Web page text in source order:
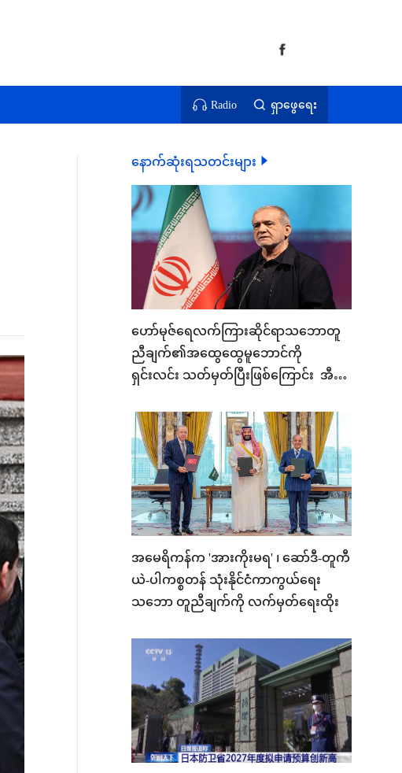
Radio ရှာဖွေရေး
နောက်ဆုံးရသတင်းများ
ဟော်မုဇ်ရေလက်ကြားဆိုင်ရာသဘောတူ
ညီချက်၏အထွေထွေမူဘောင်ကို
ရှင်းလင်း သတ်မှတ်ပြီးဖြစ်ကြောင်း အီရန်
အမေရိကန်က 'အားကိုးမရ' ၊ ဆော်ဒီ-တူကီ
ယဲ-ပါကစ္စတန် သုံးနိုင်ငံကာကွယ်ရေး
သဘော တူညီချက်ကို လက်မှတ်ရေးထိုး